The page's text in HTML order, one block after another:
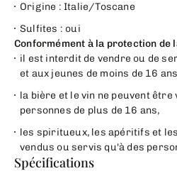
Origine : Italie/Toscane
Sulfites : oui
Conformément à la protection de
il est interdit de vendre ou de
et aux jeunes de moins de 16
la bière et le vin ne peuvent
personnes de plus de 16 ans,
les spiritueux, les apéritifs et
vendus ou servis qu'à des
Spécifications